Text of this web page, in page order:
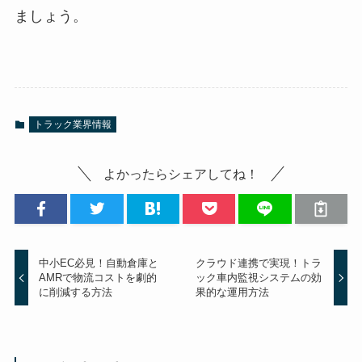
ましょう。
トラック業界情報
よかったらシェアしてね！
中小EC必見！自動倉庫と
AMRで物流コストを劇的
に削減する方法
クラウド連携で実現！トラ
ック車内監視システムの効
果的な運用方法